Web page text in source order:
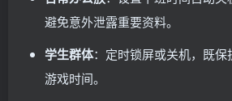
避免意外泄露重要资料。
学生群体：定时锁屏或关机，既
游戏时间。